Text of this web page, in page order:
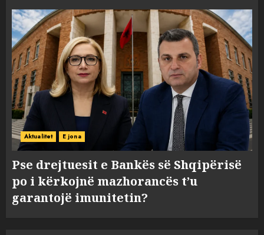
Aktualitet E jona
Pse drejtuesit e Bankës së Shqipërisë
po i kërkojnë mazhorancës t’u
garantojë imunitetin?